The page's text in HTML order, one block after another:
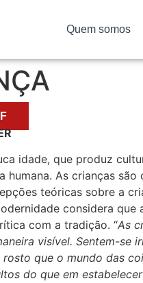
Quem somos
idade, que produz
humana. As crianças
teóricas sobre a
considera
com a tradição. “As
visível. Sentem-se
que o mundo das
do que em